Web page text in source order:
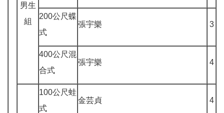
男生
組
200公尺蝶
式
張宇樂 3
400公尺混
合式
張宇樂 4
100公尺蛙
式
金芸貞 4